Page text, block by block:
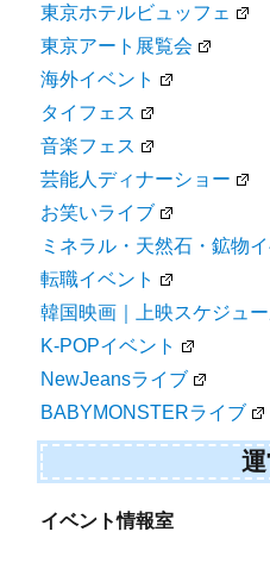
東京ホテルビュッフェ
東京アート展覧会
海外イベント
タイフェス
音楽フェス
芸能人ディナーショー
お笑いライブ
ミネラル・天然石・鉱物
転職イベント
韓国映画｜上映スケジュ
K-POPイベント
NewJeansライブ
BABYMONSTERライブ
イベント情報室